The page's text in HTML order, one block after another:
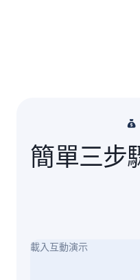
簡單三步
載入互動演示